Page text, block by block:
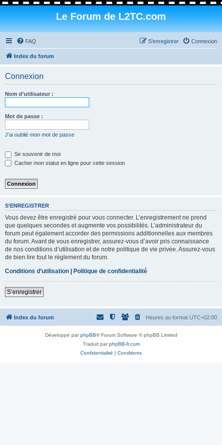
Le Forum de L2TC.com
FAQ Connexion
S’enregistrer
Index du forum
Connexion
Nom d’utilisateur :
Mot de passe :
J’ai oublié mon mot de passe
Se souvenir de moi
Cacher mon statut en ligne pour cette session
S’ENREGISTRER
Vous devez être enregistré pour vous connecter. L’enregistrement ne prend
que quelques secondes et augmente vos possibilités. L’administrateur du
forum peut également accorder des permissions additionnelles aux membres
du forum. Avant de vous enregistrer, assurez-vous d’avoir pris connaissance
de nos conditions d’utilisation et de notre politique de vie privée. Assurez-vous
de bien lire tout le règlement du forum.
Conditions d’utilisation | Politique de confidentialité
S’enregistrer
Index du forum Heures au format UTC+02:00
Développé parphpBB® Forum Software © phpBB Limited
Traduit parphpBB-fr.com
Confidentialité | Conditions